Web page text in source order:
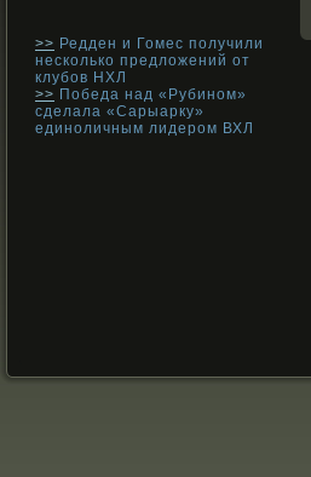
>> Редден и Гомес получили
несколько предложений от
клубов НХЛ
>> Победа над «Рубином»
сделала «Сарыарку»
единоличным лидером ВХЛ